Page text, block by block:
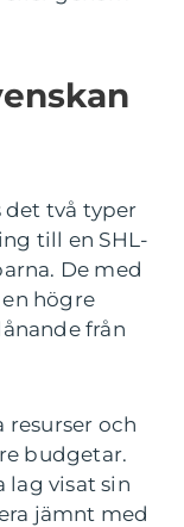
det två typer
till en SHL-
De med
högre
från
resurser och
budgetar.
lag visat sin
jämnt med